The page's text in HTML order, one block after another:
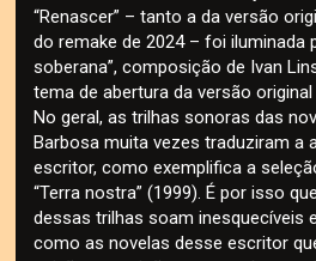
“Renascer” – tanto a da versão
do remake de 2024 – foi iluminada
soberana”, composição de Ivan
tema de abertura da versão original
No geral, as trilhas sonoras das
Barbosa muita vezes traduziram a
escritor, como exemplifica a
“Terra nostra” (1999). É por isso
dessas trilhas soam inesquecíveis
como as novelas desse escritor